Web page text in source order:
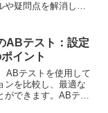
疑問点を解消し、
ABテスト：設定
イント
ABテストを使用して
ンを比較し、最適な
ができます。ABテス